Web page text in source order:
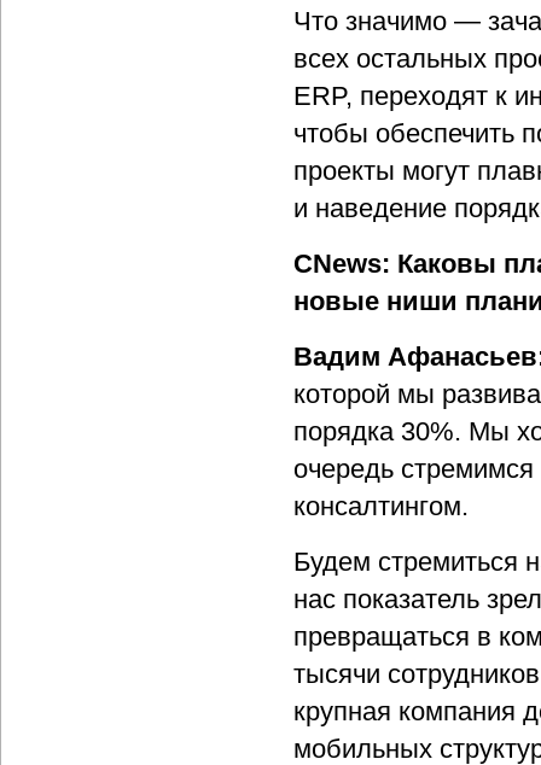
Что значимо —
всех остальных
ERP, переходят к
чтобы обеспечить
проекты могут
и наведение
CNews: Каковы
новые ниши
Вадим
которой мы
порядка 30%. Мы
очередь
консалтингом.
Будем стремиться
нас показатель
превращаться в
тысячи
крупная компания
мобильных